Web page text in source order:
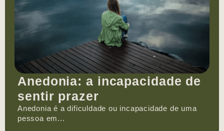
Anedonia: a incapacidade de
sentir prazer
Anedonia é a dificuldade ou incapacidade de uma
pessoa em...